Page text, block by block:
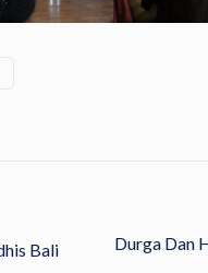
Bali
Durga Dan